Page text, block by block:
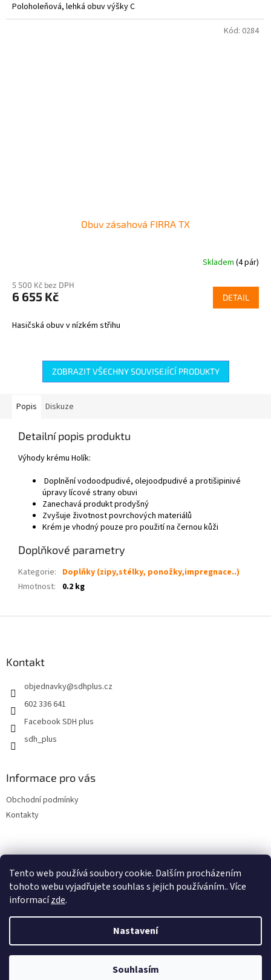
Tento web používá soubory cookie. Dalším procházením
tohoto webu vyjadřujete souhlas s jejich používáním.. Více
informacízde.
Nastavení
Souhlasím
Poloholeňová, lehká obuv výšky C
Obuv zásahová FIRRA TX
Skladem (4 pár)
5 500 Kč bez DPH
6 655 Kč DETAIL
Hasičská obuv v nízkém střihu
Kód: 0284
ZOBRAZIT VŠECHNY SOUVISEJÍCÍ PRODUKTY
Popis Diskuze
Detailní popis produktu
Výhody krému Holík:
Doplnění vodoodpudivé, olejoodpudivé a protišipinivé
úpravy lícové strany obuvi
Zanechavá produkt prodyšný
Zvyšuje životnost povrchových materiálů
Krém je vhodný pouze pro použití na černou kůži
Doplňkové parametry
Kategorie: Doplňky (zipy,stélky, ponožky,impregnace..)
Hmotnost: 0.2 kg
Kontakt
objednavky@sdhplus.cz
602 336 641
Facebook SDH plus
sdh_plus
Informace pro vás
Obchodní podmínky
Kontakty
Copyright 2026SDH plus vše pro hasiče a záchranáře. Všechna
práva vyhrazena.